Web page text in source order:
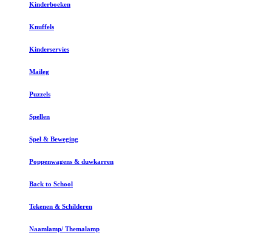
Kinderboeken
Knuffels
Kinderservies
Maileg
Puzzels
Spellen
Spel & Beweging
Poppenwagens & duwkarren
Back to School
Tekenen & Schilderen
Naamlamp/ Themalamp